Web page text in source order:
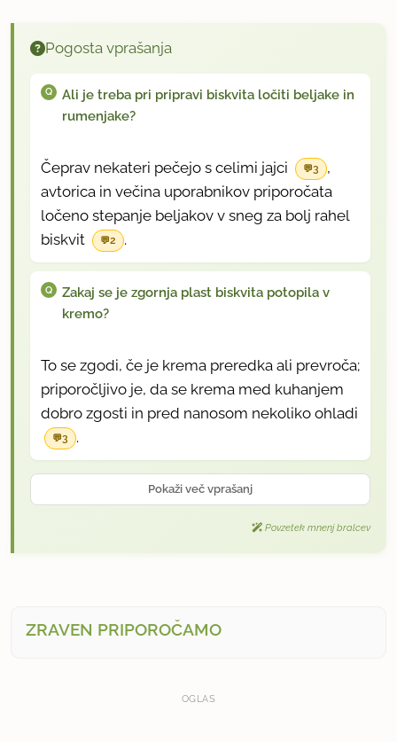
Pogosta vprašanja
Ali je treba pri pripravi biskvita ločiti beljake in
rumenjake?
Čeprav nekateri pečejo s celimi jajci 3
,
avtorica in večina uporabnikov priporočata
ločeno stepanje beljakov v sneg za bolj rahel
biskvit
2 .
Zakaj se je zgornja plast biskvita potopila v
kremo?
To se zgodi, če je krema preredka ali prevroča;
priporočljivo je, da se krema med kuhanjem
dobro zgosti in pred nanosom nekoliko ohladi
3 .
Pokaži več vprašanj
Povzetek mnenj bralcev
ZRAVEN PRIPOROČAMO
OGLAS